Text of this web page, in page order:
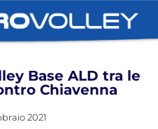
Base ALD tra le
Chiavenna
2021